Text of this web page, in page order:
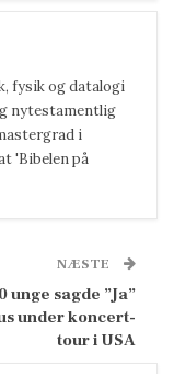
fysik og datalogi
nytestamentlig
i
'Bibelen på
NÆSTE
unge sagde ”Ja”
under koncert-
tour i USA